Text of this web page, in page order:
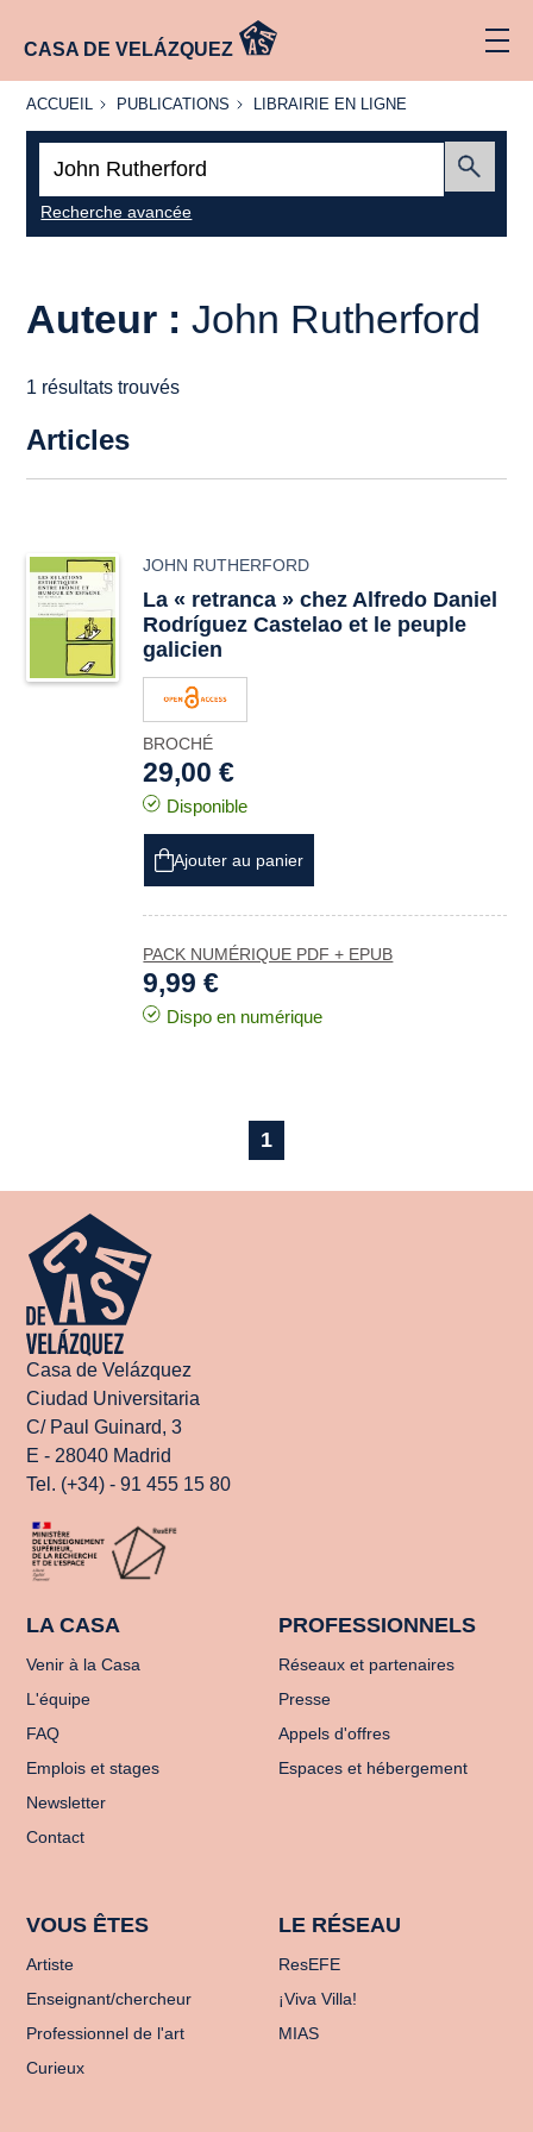
CASA DE VELÁZQUEZ
ACCUEIL
ACCUEIL PUBLICATIONS
PUBLICATIONS
LIBRAIRIE
LIBRAIRIE EN LIGNE
Recherche avancée
Auteur :John Rutherford
1 résultats trouvés
Articles
JOHN RUTHERFORD
La « retranca » chez Alfredo Daniel
Rodríguez Castelao et le peuple
galicien
BROCHÉ
29,00 €
Disponible
Ajouter au panier
PACK NUMÉRIQUE PDF + EPUB
9,99 €
Dispo en numérique
1
Casa de Velázquez
Ciudad Universitaria
C/ Paul Guinard, 3
E - 28040 Madrid
Tel. (+34) - 91 455 15 80
LA CASA
Venir à la Casa
L'équipe
FAQ
Emplois et stages
Newsletter
Contact
PROFESSIONNELS
Réseaux et partenaires
Presse
Appels d'offres
Espaces et hébergement
VOUS ÊTES
Artiste
Enseignant/chercheur
Professionnel de l'art
Curieux
LE RÉSEAU
ResEFE
¡Viva Villa!
MIAS